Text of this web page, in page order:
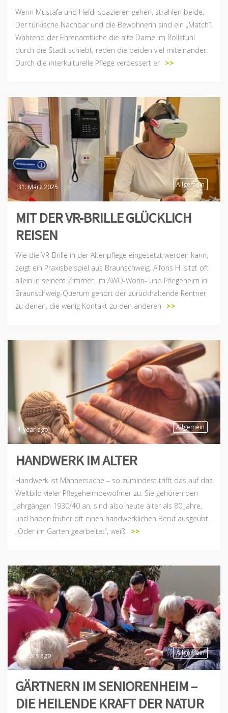
Wenn Mustafa und Heidi spazieren gehen, strahlen beide.
Der türkische Nachbar und die Bewohnerin sind ein „Match“.
Während der Ehrenamtliche die alte Dame im Rollstuhl
durch die Stadt schiebt, reden die beiden viel miteinander.
Durch die interkulturelle Pflege verbessert er >>
Allgemein
31. März 2025
MIT DER VR-BRILLE GLÜCKLICH
REISEN
Wie die VR-Brille in der Altenpflege eingesetzt werden kann,
zeigt ein Praxisbeispiel aus Braunschweig. Alfons H. sitzt oft
allein in seinem Zimmer. Im AWO-Wohn- und Pflegeheim in
Braunschweig-Querum gehört der zurückhaltende Rentner
zu denen, die wenig Kontakt zu den anderen
>>
Allgemein
1 year ago
HANDWERK IM ALTER
Handwerk ist Männersache – so zumindest trifft das auf das
Weltbild vieler Pflegeheimbewohner zu. Sie gehören den
Jahrgängen 1930/40 an, sind also heute älter als 80 Jahre,
und haben früher oft einen handwerklichen Beruf ausgeübt.
„Oder im Garten gearbeitet“, weiß
>>
Allgemein
2 years ago
GÄRTNERN IM SENIORENHEIM –
DIE HEILENDE KRAFT DER NATUR